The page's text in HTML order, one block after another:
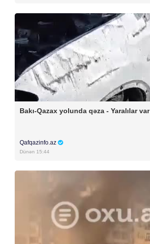
Bakı-Qazax yolunda qəza - Yaralılar var
Qafqazinfo.az
Dünən 15:44